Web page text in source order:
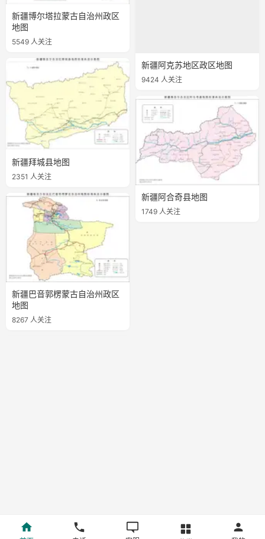
新疆博尔塔拉蒙古自治州政区
地图
5549 人关注
新疆拜城县地图
2351 人关注
新疆巴音郭楞蒙古自治州政区
地图
8267 人关注
9424 人关注
新疆阿合奇县地图
1749 人关注